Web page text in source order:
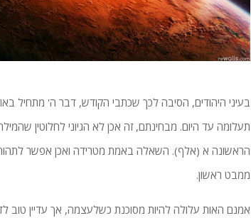
בעיני היהודים, הסיבה לכך שכתבי הקודש, דבר ה' מתחיל
תעלומה עד היום. מבחינתם, זה אכן לא הגיוני לחלוטין
הראשונה א (אלף). השאלה באמת מטרידה ואכן אפשר
ממבט ראשון.
אמנם האות עלולה להיות מסוכנת כשלעצמה, אך עדיין